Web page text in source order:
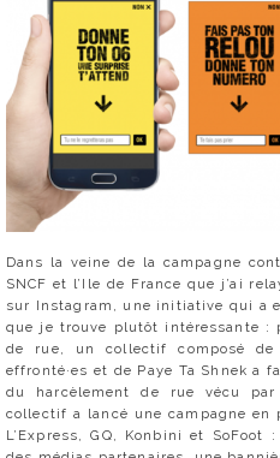
Dans la veine de la campagne
SNCF et l’Ile de France que j’ai
sur Instagram, une initiative qui a
que je trouve plutôt intéressante :
de rue, un collectif composé
effronté·es et de Paye Ta Shnek a
du harcèlement de rue vécu
collectif a lancé une campagne en
L’Express, GQ, Konbini et